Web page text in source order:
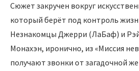
Сюжет закручен вокруг
который берёт под контроль
Незнакомцы Джерри (ЛаБаф) и
Монахэн, иронично, из «Миссия
получают звонки от загадочной